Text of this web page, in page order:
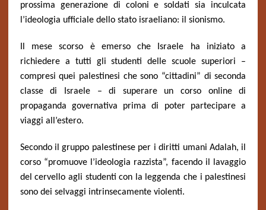
prossima generazione di coloni e soldati sia inculcata
l’ideologia ufficiale dello stato israeliano: il sionismo.
Il mese scorso è emerso che Israele ha iniziato a
richiedere a tutti gli studenti delle scuole superiori –
compresi quei palestinesi che sono “cittadini” di seconda
classe di Israele – di superare un corso online di
propaganda governativa prima di poter partecipare a
viaggi all’estero.
Secondo il gruppo palestinese per i diritti umani Adalah, il
corso “promuove l’ideologia razzista”, facendo il lavaggio
del cervello agli studenti con la leggenda che i palestinesi
sono dei selvaggi intrinsecamente violenti.